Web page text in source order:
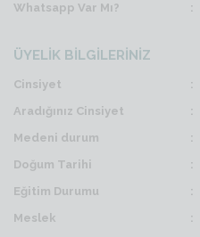
Whatsapp Var Mı?
ÜYELİK BİLGİLERİNİZ
Cinsiyet
Aradığınız Cinsiyet
Medeni durum
Doğum Tarihi
Eğitim Durumu
Meslek